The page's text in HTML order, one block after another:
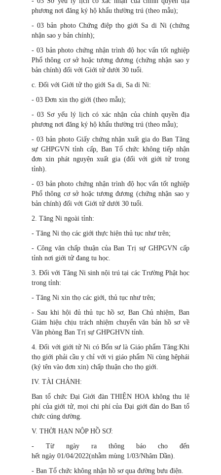
phương nơi đăng ký hộ khẩu thường trú (theo mẫu);
- 03 bản photo Chứng điệp thọ giới Sa di Ni (chứng
nhận sao y bản chính);
- 03 bản photo chứng nhận trình độ học vấn tốt nghiệp
Phổ thông cơ sở hoặc tương đương (chứng nhận sao y
bản chính) đối với Giới tử dưới 30 tuổi.
c. Đối với Giới tử thọ giới Sa di, Sa di Ni:
- 03 Đơn xin thọ giới (theo mẫu);
- 03 Sơ yếu lý lịch có xác nhận của chính quyền địa
phương nơi đăng ký hộ khẩu thường trú (theo mẫu);
- 03 bản photo Giấy chứng nhận xuất gia do Ban Tăng
sự GHPGVN tỉnh cấp, Ban Tổ chức không tiếp nhận
đơn xin phát nguyện xuất gia (đối với giới tử trong
tỉnh).
- 03 bản photo chứng nhận trình độ học vấn tốt nghiệp
Phổ thông cơ sở hoặc tương đương (chứng nhận sao y
bản chính) đối với Giới tử dưới 30 tuổi.
2. Tăng Ni ngoài tỉnh:
- Tăng Ni thọ các giới thực hiện thủ tục như trên;
- Công văn chấp thuận của Ban Trị sự GHPGVN cấp
tỉnh nơi giới tử đang tu học.
3. Đối với Tăng Ni sinh nội trú tại các Trường Phật học
trong tỉnh:
- Tăng Ni xin thọ các giới, thủ tục như trên;
- Sau khi hội đủ thủ tục hồ sơ, Ban Chủ nhiệm, Ban
Giám hiệu chịu trách nhiệm chuyển văn bản hồ sơ về
Văn phòng Ban Trị sự GHPGHVN tỉnh.
4. Đối với giới tử Ni có Bổn sư là Giáo phẩm Tăng:Khi
thọ giới phải cầu y chỉ với vị giáo phẩm Ni cùng hệphái
(ký tên vào đơn xin) chấp thuận cho thọ giới.
IV. TÀI CHÁNH:
Ban tổ chức Đại Giới đàn THIỆN HOA không thu lệ
phí của giới tử, mọi chi phí của Đại giới đàn do Ban tổ
chức cúng dường.
V. THỜI HẠN NỘP HỒ SƠ:
- Từ ngày ra thông báo cho đến
hết ngày 01/04/2022(nhằm mùng 1/03/Nhâm Dần).
- Ban Tổ chức không nhận hồ sơ qua đường bưu điện.